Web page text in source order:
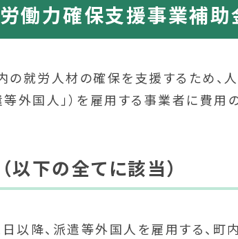
働力確保支援事業補助
の就労人材の確保を支援するため、
等外国人」）を雇用する事業者に費用
以下の全てに該当）
以降、派遣等外国人を雇用する、町